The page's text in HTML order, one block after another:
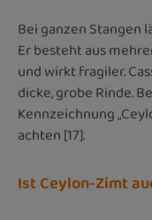
Bei ganzen Stangen
Er besteht aus
und wirkt fragiler.
dicke, grobe Rinde.
Kennzeichnung
achten [17].
Ist Ceylon-Zimt